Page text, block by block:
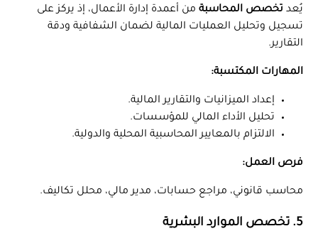
يُعد تخصص المحاسبة من أعمدة إدارة الأعمال، إذ يركز على
تسجيل وتحليل العمليات المالية لضمان الشفافية ودقة
التقارير.
المهارات المكتسبة:
إعداد الميزانيات والتقارير المالية.
تحليل الأداء المالي للمؤسسات.
الالتزام بالمعايير المحاسبية المحلية والدولية.
فرص العمل:
محاسب قانوني، مراجع حسابات، مدير مالي، محلل تكاليف.
5. تخصص الموارد البشرية